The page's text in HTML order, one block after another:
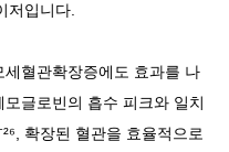
저입니다.
혈관확장증에도 효과를 나
모글로빈의 흡수 피크와 일치
확장된 혈관을 효율적으로